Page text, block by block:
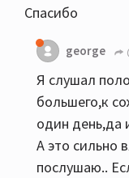
Спасибо
george
Я слушал
большего,к
один день,да
А это сильно
послушаю..